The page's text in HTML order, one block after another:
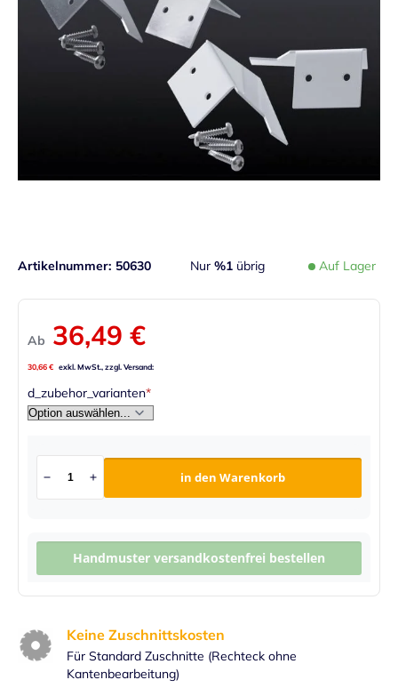
Auf Lager
Nur %1 übrig
Artikelnummer 50630
d_zubehor_varianten
in den Warenkorb
Handmuster versandkostenfrei bestellen
Ab 36,49 €
30,66 €
Keine Zuschnittskosten
Für Standard Zuschnitte (Rechteck ohne
Kantenbearbeitung)